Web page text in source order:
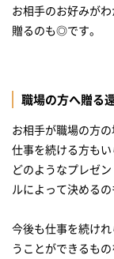
お相手のお好みが
職場の方へ贈る
お相手が職場の方
仕事を続ける方もい
どのようなプレゼ
ルによって決めるの
今後も仕事を続け
うことができるも